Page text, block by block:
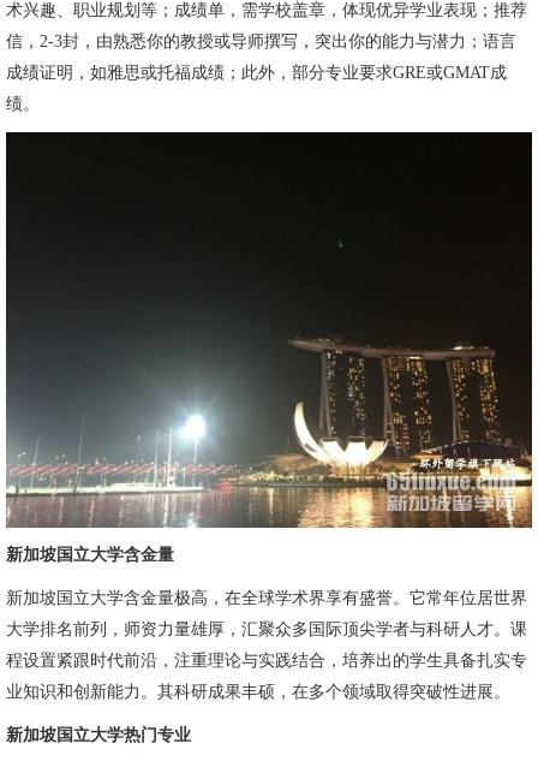
术兴趣、职业规划等；成绩单，需学校盖章，体现优异学业表现；推荐
信，2-3封，由熟悉你的教授或导师撰写，突出你的能力与潜力；语言
成绩证明，如雅思或托福成绩；此外，部分专业要求GRE或GMAT成
绩。
新加坡国立大学含金量
新加坡国立大学含金量极高，在全球学术界享有盛誉。它常年位居世界
大学排名前列，师资力量雄厚，汇聚众多国际顶尖学者与科研人才。课
程设置紧跟时代前沿，注重理论与实践结合，培养出的学生具备扎实专
业知识和创新能力。其科研成果丰硕，在多个领域取得突破性进展。
新加坡国立大学热门专业